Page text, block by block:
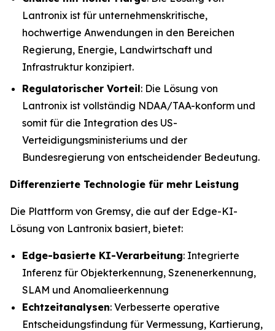
Lantronix ist für unternehmenskritische,
hochwertige Anwendungen in den Bereichen
Regierung, Energie, Landwirtschaft und
Infrastruktur konzipiert.
Regulatorischer Vorteil: Die Lösung von
Lantronix ist vollständig NDAA/TAA-konform und
somit für die Integration des US-
Verteidigungsministeriums und der
Bundesregierung von entscheidender Bedeutung.
Differenzierte Technologie für mehr Leistung
Die Plattform von Gremsy, die auf der Edge-KI-
Lösung von Lantronix basiert, bietet:
Edge-basierte KI-Verarbeitung: Integrierte
Inferenz für Objekterkennung, Szenenerkennung,
SLAM und Anomalieerkennung
Echtzeitanalysen: Verbesserte operative
Entscheidungsfindung für Vermessung, Kartierung,